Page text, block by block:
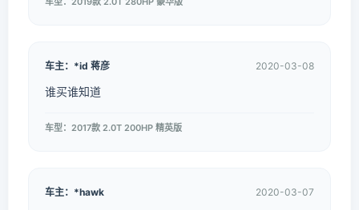
车主：*id 蒋彦 2020-03-08
谁买谁知道
车型：2017款 2.0T 200HP 精英版
车主：*hawk 2020-03-07